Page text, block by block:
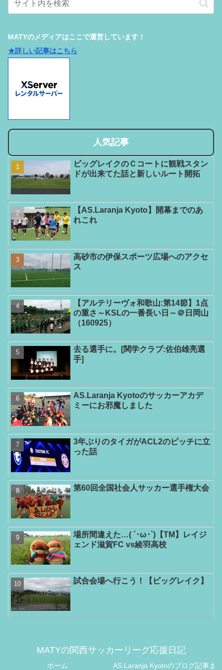
MATYのメディアはここで運営しています！
★詳しい記事はこちら
人気記事
ビッグレイクのＣコートに観戦スタン
ドが出来てた話と新しいルート開拓
【AS.Laranja Kyoto】開幕までのあ
れこれ
高砂市の伊保スポーツ広場へのアクセ
ス
【アルテリーヴォ和歌山:第14節】1点
の重さ～KSLの一番長い日～＠日岡山
（160925）
去る選手に。[関学クラブ:佐伯雄亮選
手]
AS.Laranja Kyotoのサッカーアカデ
ミーにお邪魔しました
3年ぶりのタイガがACL2のピッチに立
った話
第60回全国社会人サッカー選手権大会
場所間違えた…( ´･ω･`)【TM】レイジ
ェンド滋賀FC vs綾羽高校
試合会場へ行こう！【ビッグレイク】
MATYの関西サッカーリーグ応援日記
ホーム AS.Laranja Kyotoのブログ記事ま